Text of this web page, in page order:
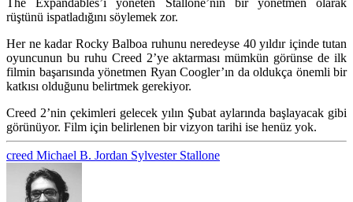
rüştünü ispatladığını söylemek zor.
Her ne kadar Rocky Balboa ruhunu neredeyse 40 yıldır içinde tutan
oyuncunun bu ruhu Creed 2’ye aktarması mümkün görünse de ilk
filmin başarısında yönetmen Ryan Coogler’ın da oldukça önemli bir
katkısı olduğunu belirtmek gerekiyor.
Creed 2’nin çekimleri gelecek yılın Şubat aylarında başlayacak gibi
görünüyor. Film için belirlenen bir vizyon tarihi ise henüz yok.
creed Michael B. Jordan Sylvester Stallone